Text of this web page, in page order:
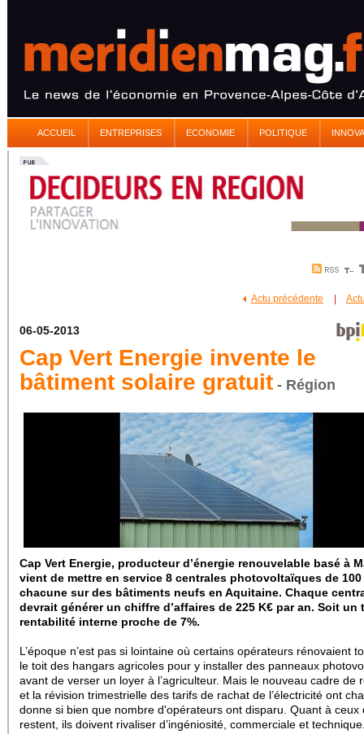
ACCUEIL ENTREPRISES ECONOMIE POLITIQUE
Actu précédente
06-05-2013
Cap Vert Energie invente le
bâtiment solaire gratuit - Région
Cap Vert Energie, producteur d’énergie renouvelable basé à
vient de mettre en service 8 centrales photovoltaïques de 100
chacune sur des bâtiments neufs en Aquitaine. Chaque
devrait générer un chiffre d’affaires de 225 K€ par an. Soit un
rentabilité interne proche de 7%.
L’époque n’est pas si lointaine où certains opérateurs rénovaient
le toit des hangars agricoles pour y installer des panneaux
avant de verser un loyer à l’agriculteur. Mais le nouveau cadre de
et la révision trimestrielle des tarifs de rachat de l’électricité ont
donne si bien que nombre d'opérateurs ont disparu. Quant à ceux
restent, ils doivent rivaliser d’ingéniosité, commerciale et